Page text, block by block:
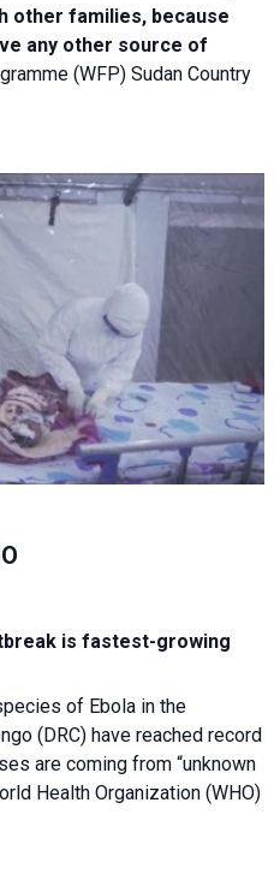
other families, because
any other source of
(WFP) Sudan Country
is fastest-growing
of Ebola in the
(DRC) have reached record
are coming from “unknown
Health Organization (WHO)